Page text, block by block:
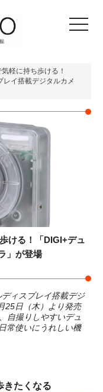
toggle
軽に持ち歩ける！
レイ搭載デジタルカメ
ける！「DIGI+デュ
」が登場
ィスプレイ搭載デジ
25日（木）より発売
自撮りしやすいデュ
常使いにうれしい機
きたくなる